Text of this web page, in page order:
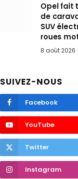
Opel fait
de
SUV
roues
8 août 2026
SUIVEZ-NOUS
Facebook
YouTube
Twitter
Instagram